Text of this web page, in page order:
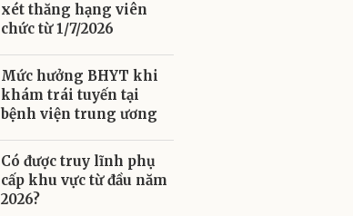
xét thăng hạng viên
chức từ 1/7/2026
Mức hưởng BHYT khi
khám trái tuyến tại
bệnh viện trung ương
Có được truy lĩnh phụ
cấp khu vực từ đầu năm
2026?